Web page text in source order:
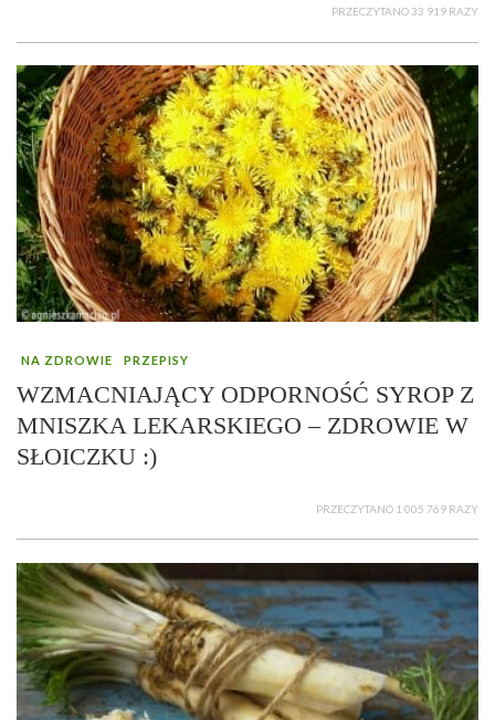
PRZECZYTANO 33 919 RAZY
NA ZDROWIE PRZEPISY
WZMACNIAJĄCY ODPORNOŚĆ SYROP Z
MNISZKA LEKARSKIEGO – ZDROWIE W
SŁOICZKU :)
PRZECZYTANO 1 005 769 RAZY